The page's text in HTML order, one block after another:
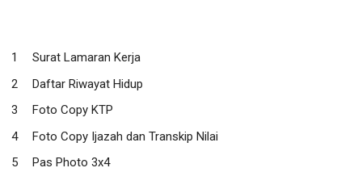
Surat Lamaran Kerja
Daftar Riwayat Hidup
Foto Copy KTP
Foto Copy Ijazah dan Transkip Nilai
Pas Photo 3x4